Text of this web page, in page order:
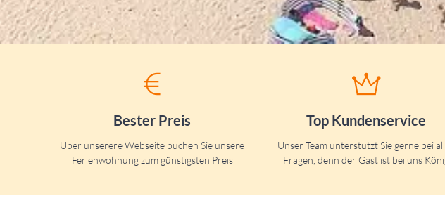
Bester Preis
Über unserere Webseite buchen Sie unsere
Ferienwohnung zum günstigsten Preis
Top Kundenservice
Unser Team unterstützt Sie gerne bei
Fragen, denn der Gast ist bei uns